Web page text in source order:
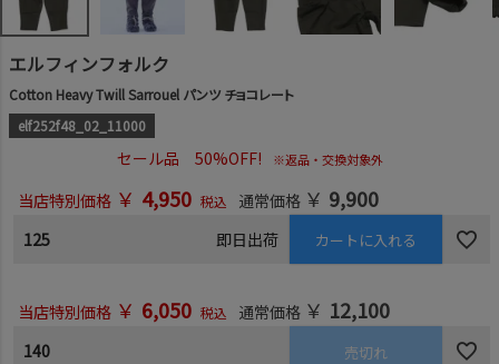
エルフィンフォルク
Cotton Heavy Twill Sarrouel パンツ チョコレート
elf252f48_02_11000
セール品 50%OFF! ※返品・交換対象外
当店特別価格 ￥ 4,950 税込 通常価格 ￥ 9,900
125 即日出荷 カートに入れる
当店特別価格 ￥ 6,050 税込 通常価格 ￥ 12,100
140 売切れ